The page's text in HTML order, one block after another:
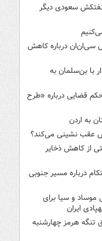
سعودی دیگر
درباره کاهش
با بن‌سلمان به
قضایی درباره «طرح
به اردن
عقب نشینی می‌کند؟
از کاهش ذخایر
درباره مسیر جنوبی
موساد و سیا برای
ایران
تنگه هرمز چهارشنبه